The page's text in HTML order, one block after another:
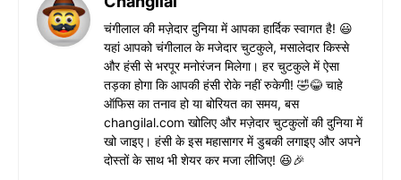
चंगीलाल की मज़ेदार दुनिया में आपका हार्दिक स्वागत है! 😃
यहां आपको चंगीलाल के मजेदार चुटकुले, मसालेदार किस्से
और हंसी से भरपूर मनोरंजन मिलेगा। हर चुटकुले में ऐसा
तड़का होगा कि आपकी हंसी रोके नहीं रुकेगी! 🤣😂 चाहे
ऑफिस का तनाव हो या बोरियत का समय, बस
changilal.com खोलिए और मज़ेदार चुटकुलों की दुनिया में
खो जाइए। हंसी के इस महासागर में डुबकी लगाइए और अपने
दोस्तों के साथ भी शेयर कर मजा लीजिए! 😆🎉